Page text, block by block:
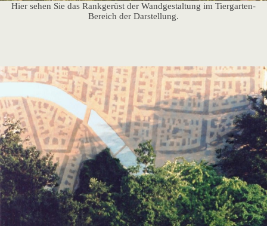
Hier sehen Sie das Rankgerüst der Wandgestaltung im Tiergarten-
Bereich der Darstellung.